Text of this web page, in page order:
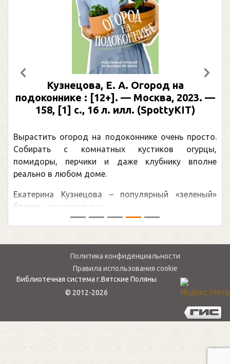
А. Огород на
— Москва, 2023. —
(SpottyKIT)
очень просто.
кустиков огурцы,
клубнику вполне
«зеленый»
Регина, Доктор,
большом городе. —
336 с.
Здоровое питание –
целом. Это не только
настроение и
Однако многие
Предыдущий
Политика конфиденциальности
Правила использования cookie
Библиотечная система г.Вятские Поляны
© 2012-2026